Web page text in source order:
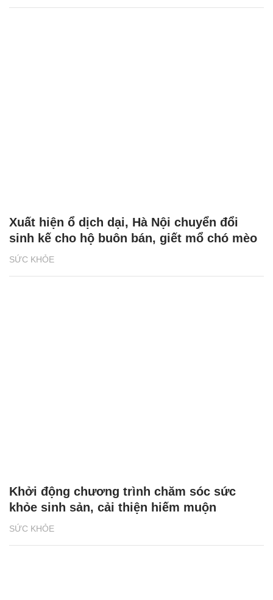
SỨC KHỎE
Xuất hiện ổ dịch dại, Hà Nội chuyển đổi
sinh kế cho hộ buôn bán, giết mổ chó mèo
SỨC KHỎE
Khởi động chương trình chăm sóc sức
khỏe sinh sản, cải thiện hiếm muộn